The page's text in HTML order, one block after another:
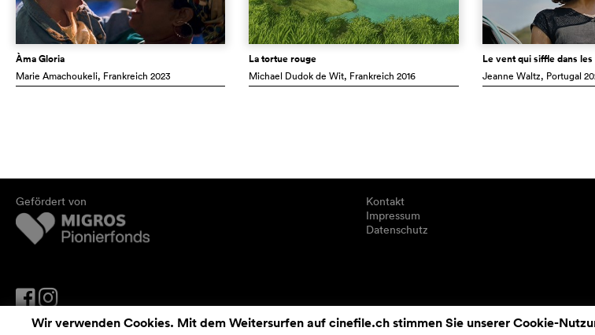
Àma Gloria
Marie Amachoukeli, Frankreich 2023
La tortue rouge
Michael Dudok de Wit, Frankreich 2016
Le vent qui siffle dans
Jeanne Waltz, Portugal
Gefördert von
Kontakt
Impressum
Datenschutz
Wir verwenden Cookies. Mit dem Weitersurfen auf cinefile.ch stimmen Sie unserer Cookie-